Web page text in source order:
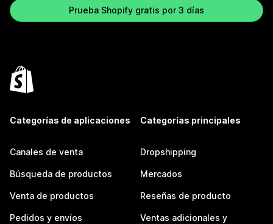
Prueba Shopify gratis por 3 días
Categorías de aplicaciones
Canales de venta
Búsqueda de productos
Venta de productos
Pedidos y envíos
Categorías principales
Dropshipping
Mercados
Reseñas de producto
Ventas adicionales y